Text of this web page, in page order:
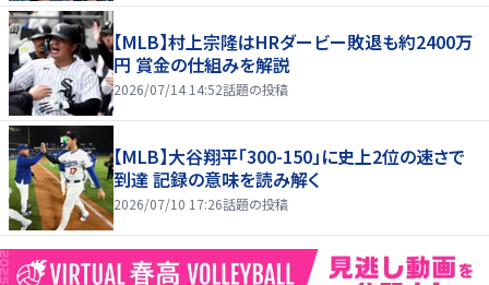
【MLB】村上宗隆はHRダービー敗退も約2400万
円 賞金の仕組みを解説
2026/07/14 14:52話題の投稿
【MLB】大谷翔平「300-150」に史上2位の速さで
到達 記録の意味を読み解く
2026/07/10 17:26話題の投稿